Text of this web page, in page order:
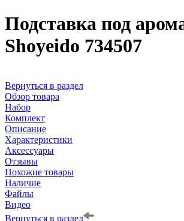
Подставка под
Shoyeido 734507
Вернуться в раздел
Обзор товара
Набор
Комплект
Описание
Характеристики
Аксессуары
Отзывы
Похожие товары
Наличие
Файлы
Видео
Вернуться в раздел